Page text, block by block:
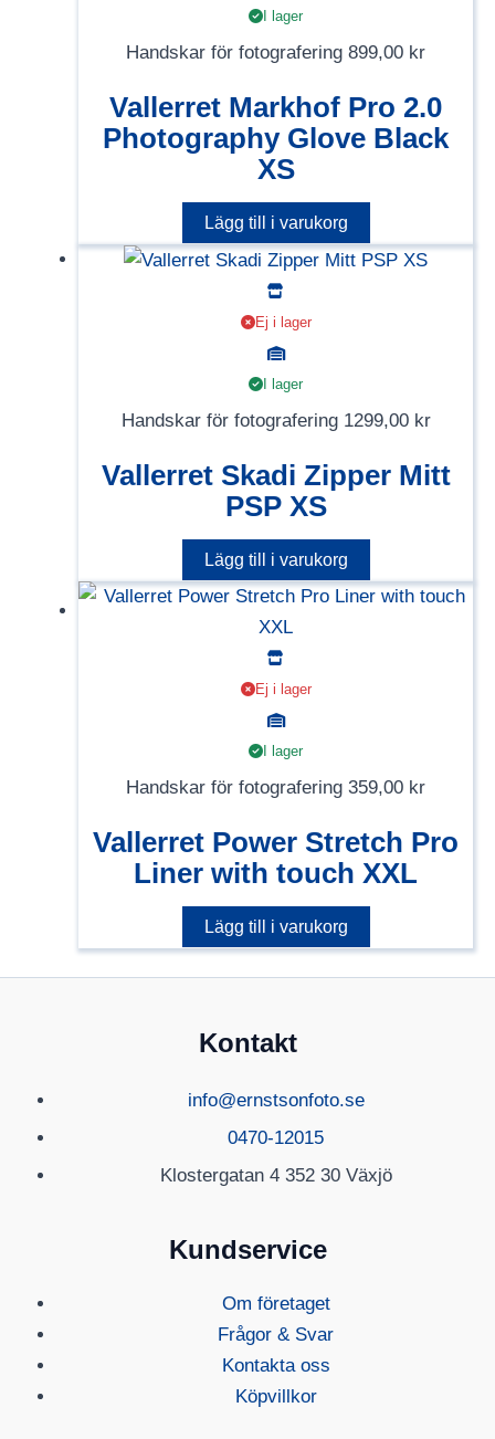
I lager
Handskar för fotografering 899,00 kr
Vallerret Markhof Pro 2.0
Photography Glove Black
XS
Lägg till i varukorg
Ej i lager
I lager
Handskar för fotografering 1299,00 kr
Vallerret Skadi Zipper Mitt
PSP XS
Lägg till i varukorg
Ej i lager
I lager
Handskar för fotografering 359,00 kr
Vallerret Power Stretch Pro
Liner with touch XXL
Lägg till i varukorg
Kontakt
info@ernstsonfoto.se
0470-12015
Klostergatan 4 352 30 Växjö
Kundservice
Om företaget
Frågor & Svar
Kontakta oss
Köpvillkor